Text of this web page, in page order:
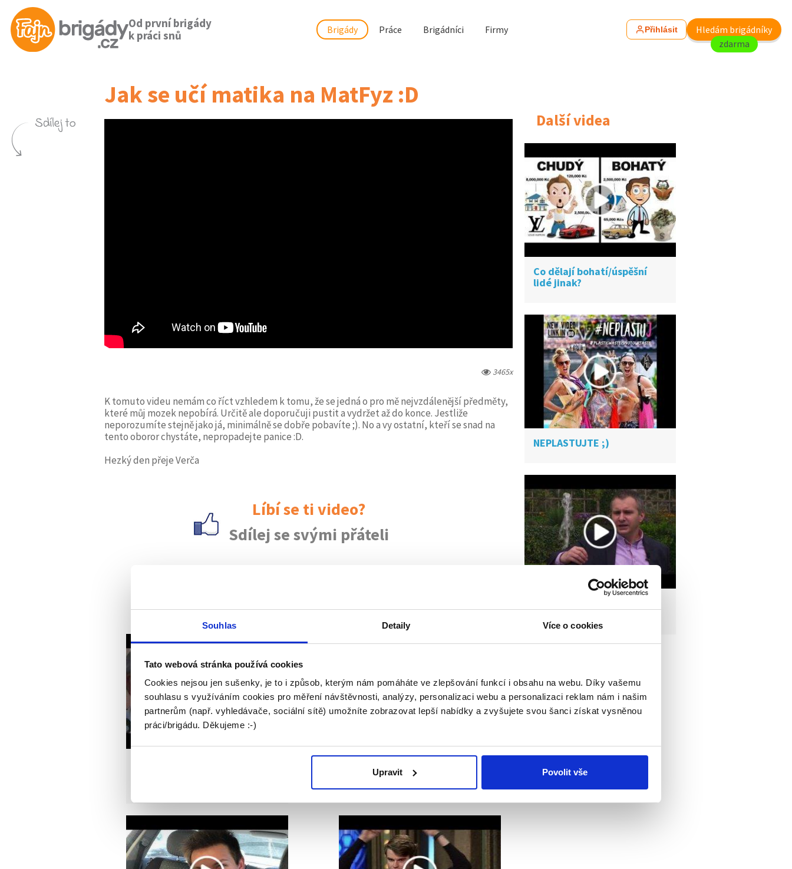
Souhlas Detaily Více o cookies
Tato webová stránka používá cookies
Cookies nejsou jen sušenky, je to i způsob, kterým nám pomáháte ve zlepšování funkcí i obsahu na webu. Díky vašemu
souhlasu s využíváním cookies pro měření návštěvnosti, analýzy, personalizaci webu a personalizaci reklam nám i našim
partnerům (např. vyhledávače, sociální sítě) umožníte zobrazovat lepší nabídky a zvyšujete svou šanci získat vysněnou
práci/brigádu. Děkujeme :-)
Upravit Povolit vše
Od první brigády
k práci snů
Brigády Práce Brigádníci Firmy Přihlásit
Hledám brigádníky
zdarma
Jak se učí matika na MatFyz :D
3465x
K tomuto videu nemám co říct vzhledem k tomu, že se jedná o pro mě nejvzdálenější předměty,
které můj mozek nepobírá. Určitě ale doporučuji pustit a vydržet až do konce. Jestliže
neporozumíte stejně jako já, minimálně se dobře pobavíte ;). No a vy ostatní, kteří se snad na
tento oboror chystáte, nepropadejte panice :D.
Hezký den přeje Verča
Líbí se ti video?
Sdílej se svými přáteli
Nejoblíbenější videa
Nejnebezpečnější práce
Další videa
Co dělají bohatí/úspěšní
lidé jinak?
NEPLASTUJTE ;)
Casanovy